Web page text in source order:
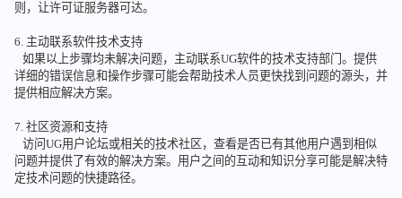
则，让许可证服务器可达。
6. 主动联系软件技术支持
如果以上步骤均未解决问题，主动联系UG软件的技术支持部门。提供
详细的错误信息和操作步骤可能会帮助技术人员更快找到问题的源头，并
提供相应解决方案。
7. 社区资源和支持
访问UG用户论坛或相关的技术社区，查看是否已有其他用户遇到相似
问题并提供了有效的解决方案。用户之间的互动和知识分享可能是解决特
定技术问题的快捷路径。